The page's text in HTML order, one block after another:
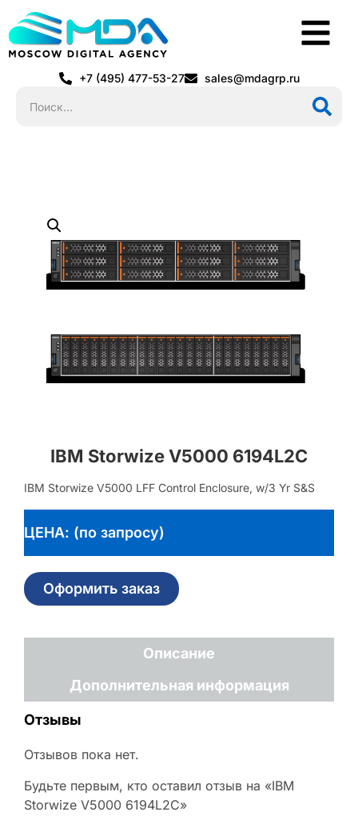
+7 (495) 477-53-27 sales@mdagrp.ru
IBM Storwize V5000 6194L2C
IBM Storwize V5000 LFF Control Enclosure, w/3 Yr S&S
ЦЕНА: (по запросу)
Оформить заказ
Описание
Дополнительная информация
Отзывы
Отзывов пока нет.
Будьте первым, кто оставил отзыв на «IBM
Storwize V5000 6194L2C»